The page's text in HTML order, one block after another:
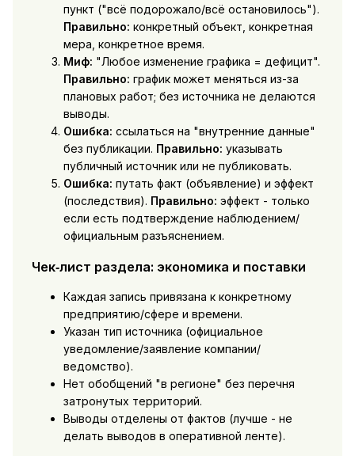
пункт ("всё подорожало/всё остановилось").
Правильно: конкретный объект, конкретная
мера, конкретное время.
Миф: "Любое изменение графика = дефицит".
Правильно: график может меняться из-за
плановых работ; без источника не делаются
выводы.
Ошибка: ссылаться на "внутренние данные"
без публикации. Правильно: указывать
публичный источник или не публиковать.
Ошибка: путать факт (объявление) и эффект
(последствия). Правильно: эффект - только
если есть подтверждение наблюдением/
официальным разъяснением.
Чек‑лист раздела: экономика и поставки
Каждая запись привязана к конкретному
предприятию/сфере и времени.
Указан тип источника (официальное
уведомление/заявление компании/
ведомство).
Нет обобщений "в регионе" без перечня
затронутых территорий.
Выводы отделены от фактов (лучше - не
делать выводов в оперативной ленте).